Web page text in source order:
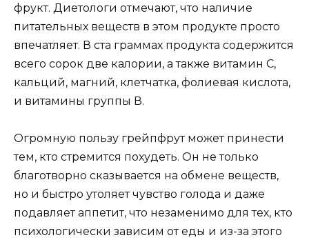
фрукт. Диетологи отмечают, что наличие
питательных веществ в этом продукте просто
впечатляет. В ста граммах продукта содержится
всего сорок две калории, а также витамин С,
кальций, магний, клетчатка, фолиевая кислота,
и витамины группы В.
Огромную пользу грейпфрут может принести
тем, кто стремится похудеть. Он не только
благотворно сказывается на обмене веществ,
но и быстро утоляет чувство голода и даже
подавляет аппетит, что незаменимо для тех, кто
психологически зависим от еды и из-за этого